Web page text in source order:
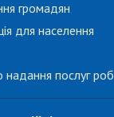
громадян
для населення
послуг